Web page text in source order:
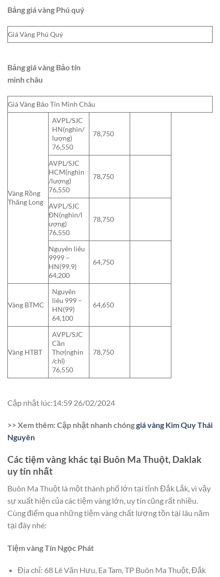
Bảng giá vàng Phú quý
Giá Vàng Phú Quý
Bảng giá vàng Bảo tín
minh châu
Giá Vàng Bảo Tín Minh Châu
Vàng Rồng
Thăng Long
AVPL/SJC
HN(nghìn/
lượng)
76,550
78,750
AVPL/SJC
HCM(nghìn
/lượng)
76,550
78,750
AVPL/SJC
ĐN(nghìn/l
ượng)
76,550
78,750
Nguyên liêu
9999 –
HN(99.9)
64,200
64,750
Vàng BTMC
Nguyên
liêu 999 –
HN(99)
64,100
64,650
Vàng HTBT
AVPL/SJC
Cần
Thơ(nghìn
/chỉ)
76,550
78,750
Cập nhật lúc:14:59 26/02/2024
>> Xem thêm: Cập nhật nhanh chónggiá vàng Kim Quy Thái
Nguyên​
Các tiệm vàng khác tại Buôn Ma Thuột, Daklak
uy tín nhất
Buôn Ma Thuột là một thành phố lớn tại tỉnh Đắk Lắk, vì vậy
sự xuất hiện của các tiệm vàng lớn, uy tín cũng rất nhiều.
Cùng điểm qua những tiệm vàng chất lượng tồn tại lâu năm
tại đây nhé:
Tiệm vàng Tín Ngọc Phát
Địa chỉ: 68 Lê Văn Hưu, Ea Tam, TP Buôn Ma Thuột, Đắk